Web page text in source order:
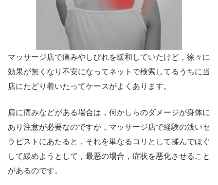
マッサージ店で痛みやしびれを緩和していたけど，徐々に
効果が無くなり不安になってネットで検索してるうちに当
店にたどり着いたってケースがよくあります。
肩に痛みなどがある場合は，何かしらのダメージが身体に
あり注意が必要なのですが，マッサージ店で経験の浅いセ
ラピストにあたると，それを単なるコリとして揉んでほぐ
して緩めようとして，最悪の場合，症状を悪化させること
があるのです。